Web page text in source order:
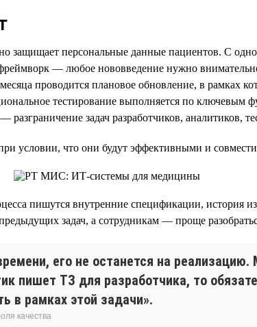
персональные данные пациентов. С
— любое нововведение нужно
проводится плановое обновление, в рамках
тестирование выполняется по ключевым
задач разработчиков, аналитиков,
условии, что они будут эффективными и
пишутся внутренние спецификации, история
задач, а сотрудникам — проще
его не останется на
пишет ТЗ для разработчика, то
в рамках этой задачи».
качества